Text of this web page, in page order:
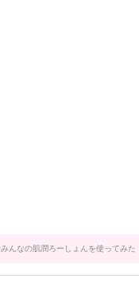
みんなの肌潤ろーしょんを使ってみた